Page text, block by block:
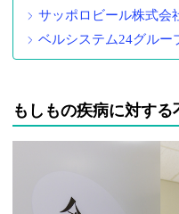
サッポロビール株式会
ベルシステム24グルー
もしもの疾病に対す